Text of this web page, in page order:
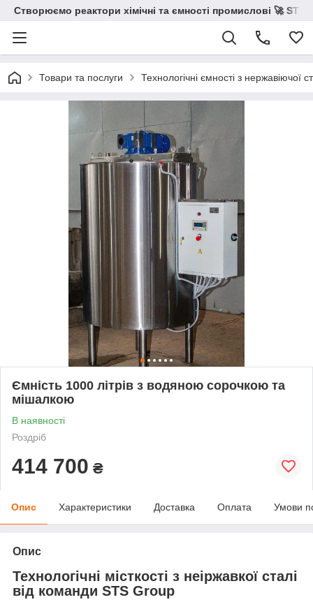
Створюємо реактори хімічні та ємності промислові 🚀
Товари та послуги Технологічні ємності з нержавіючої
Ємність 1000 літрів з водяною сорочкою та
мішалкою
В наявності
Роздріб
414 700 ₴
Опис Характеристики Доставка Оплата Умови
Опис
Технологічні місткості з неіржавкої сталі
від команди STS Group